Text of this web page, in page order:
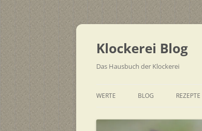
Zum
springen
Klockerei Blog
Das Hausbuch der Klockerei
WERTE BLOG REZEPTE